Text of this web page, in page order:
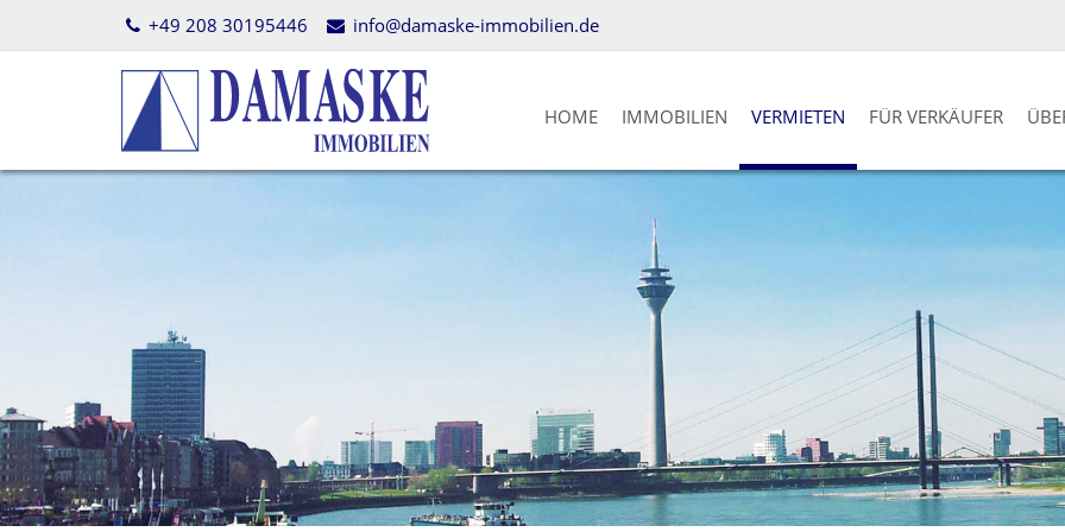
+49 208 30195446 info@damaske-immobilien.de
HOME IMMOBILIEN VERMIETEN FÜR VERKÄUFER